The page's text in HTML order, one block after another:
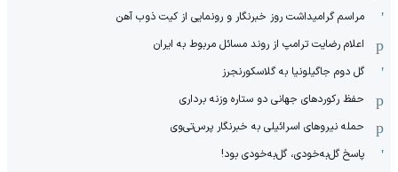
مراسم گرامیداشت روز خبرنگار و رونمایی از کیت ذوب آهن
اعلام رضایت ترامپ از روند مسائل مربوط به ایران
گل دوم جاگیلونیا به گلاسکورنجرز
حفظ رکوردهای جهانی دو ستاره وزنه برداری
حمله نیروهای اسرائیلی به خبرنگار پرس‌تی‌وی
پاسخ گل‌به‌خودی، گل‌به‌خودی بود!